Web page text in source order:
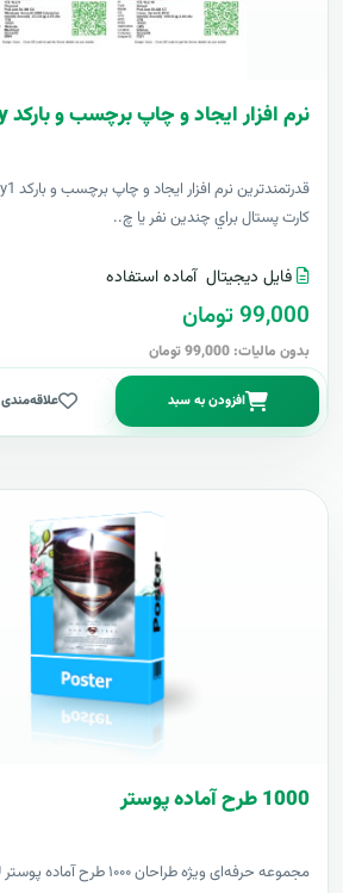
نرم افزار ایجاد و چاپ برچسب و بارکد LabelJoy
كارت پستال براي چندين نفر يا چ..
فایل دیجیتال آماده استفاده
99,000 تومان
بدون مالیات: 99,000 تومان
افزودن به سبد علاقه‌مندی
1000 طرح آماده پوستر
مجموعه حرفه‌ای ویژه طراحان ۱۰۰۰ طرح آماده پوستر لایه‌باز فتوشاپ ..